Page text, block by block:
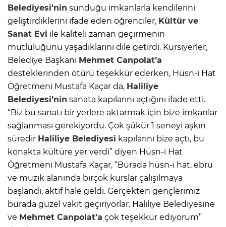
Belediyesi’nin sunduğu imkanlarla kendilerini
geliştirdiklerini ifade eden öğrenciler, Kültür ve
Sanat Evi ile kaliteli zaman geçirmenin
mutluluğunu yaşadıklarını dile getirdi. Kursiyerler,
Belediye Başkanı Mehmet Canpolat’a
desteklerinden ötürü teşekkür ederken, Hüsn-i Hat
Öğretmeni Mustafa Kaçar da, Haliliye
Belediyesi’nin sanata kapılarını açtığını ifade etti.
“Biz bu sanatı bir yerlere aktarmak için bize imkanlar
sağlanması gerekiyordu. Çok şükür 1 seneyi aşkın
süredir Haliliye Belediyesi kapılarını bize açtı, bu
konakta kültüre yer verdi” diyen Hüsn-i Hat
Öğretmeni Mustafa Kaçar, “Burada hüsn-i hat, ebru
ve müzik alanında birçok kurslar çalışılmaya
başlandı, aktif hale geldi. Gerçekten gençlerimiz
burada güzel vakit geçiriyorlar. Haliliye Belediyesine
ve Mehmet Canpolat’a çok teşekkür ediyorum”